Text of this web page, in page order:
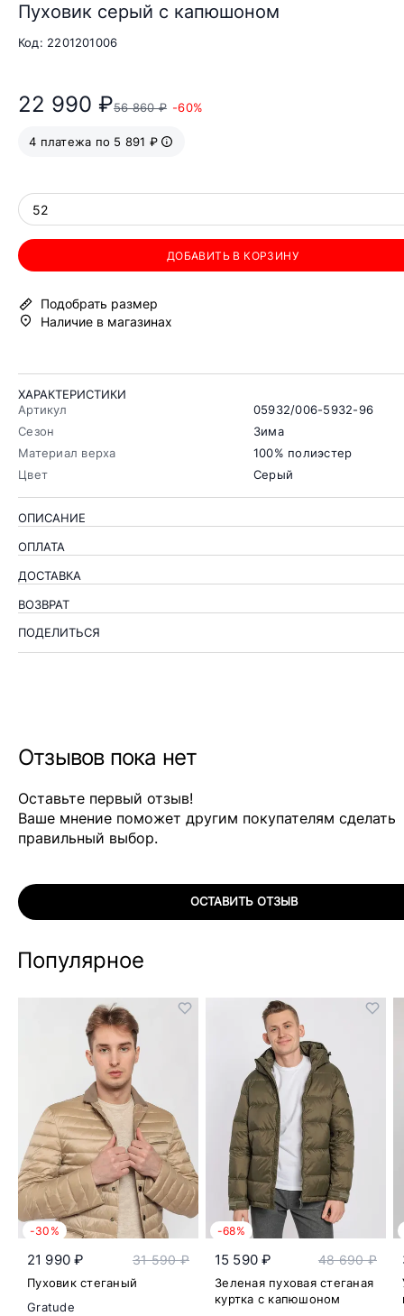
Пуховик серый с капюшоном
Код: 2201201006
22 990 ₽56 860 ₽ -60%
4 платежа по 5 891 ₽
52
ДОБАВИТЬ В КОРЗИНУ
Подобрать размер
Наличие в магазинах
ХАРАКТЕРИСТИКИ
Артикул
05932/006-5932-96
Сезон
Зима
Материал верха
100% полиэстер
Цвет
Серый
ОПИСАНИЕ
ОПЛАТА
ДОСТАВКА
ВОЗВРАТ
ПОДЕЛИТЬСЯ
Отзывов пока нет
Оставьте первый отзыв!
Ваше мнение поможет другим покупателям сделать
правильный выбор.
ОСТАВИТЬ ОТЗЫВ
Популярное
-30%
21 990 ₽ 31 590 ₽
Пуховик стеганый
Gratude
-68%
15 590 ₽ 48 690 ₽
Зеленая пуховая стеганая
куртка с капюшоном